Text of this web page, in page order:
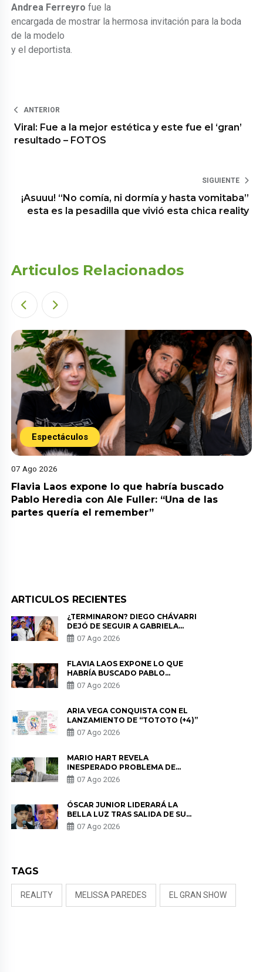
Andrea Ferreyro fue la
encargada de mostrar la hermosa invitación para la boda
de la modelo
y el deportista.
ANTERIOR
Viral: Fue a la mejor estética y este fue el ‘gran’
resultado – FOTOS
SIGUIENTE
¡Asuuu! “No comía, ni dormía y hasta vomitaba”
esta es la pesadilla que vivió esta chica reality
Articulos Relacionados
Espectáculos
07 Ago 2026
Flavia Laos expone lo que habría buscado
Pablo Heredia con Ale Fuller: “Una de las
partes quería el remember”
ARTICULOS RECIENTES
¿TERMINARON? DIEGO CHÁVARRI
DEJÓ DE SEGUIR A GABRIELA
HERRERA Y ANUNCIA SU SALIDA
DE PÓDCAST
07 Ago 2026
FLAVIA LAOS EXPONE LO QUE
HABRÍA BUSCADO PABLO
HEREDIA CON ALE FULLER: “UNA
DE LAS PARTES QUERÍA EL
07 Ago 2026
ARIA VEGA CONQUISTA CON EL
LANZAMIENTO DE “TOTOTO (+4)”
07 Ago 2026
MARIO HART REVELA
INESPERADO PROBLEMA DE
SALUD ANTES DE SEPARARSE DE
KORINA: “ME ENCONTRARON UN
07 Ago 2026
ÓSCAR JUNIOR LIDERARÁ LA
BELLA LUZ TRAS SALIDA DE SU
PADRE POR POLÉMICA CON
NALDY SALDAÑA
07 Ago 2026
TAGS
REALITY MELISSA PAREDES EL GRAN SHOW